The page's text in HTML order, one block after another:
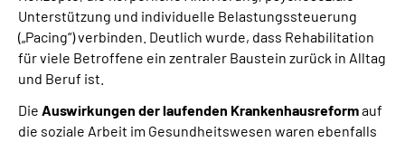
Unterstützung und individuelle Belastungssteuerung
(„Pacing“) verbinden. Deutlich wurde, dass Rehabilitation
für viele Betroffene ein zentraler Baustein zurück in Alltag
und Beruf ist.
Die Auswirkungen der laufenden Krankenhausreformauf
die soziale Arbeit im Gesundheitswesen waren ebenfalls